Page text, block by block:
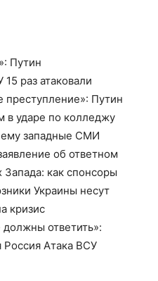
Путин
раз атаковали
преступление»: Путин
в ударе по колледжу
западные СМИ
об ответном
Запада: как спонсоры
Украины несут
кризис
ответить»:
Россия Атака ВСУ